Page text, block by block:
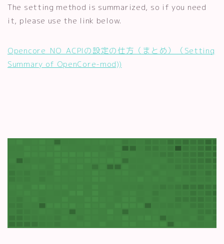
The setting method is summarized, so if you need
it, please use the link below.
Opencore_NO_ACPIの設定の仕方（まとめ）（Setting
Summary of OpenCore-mod))